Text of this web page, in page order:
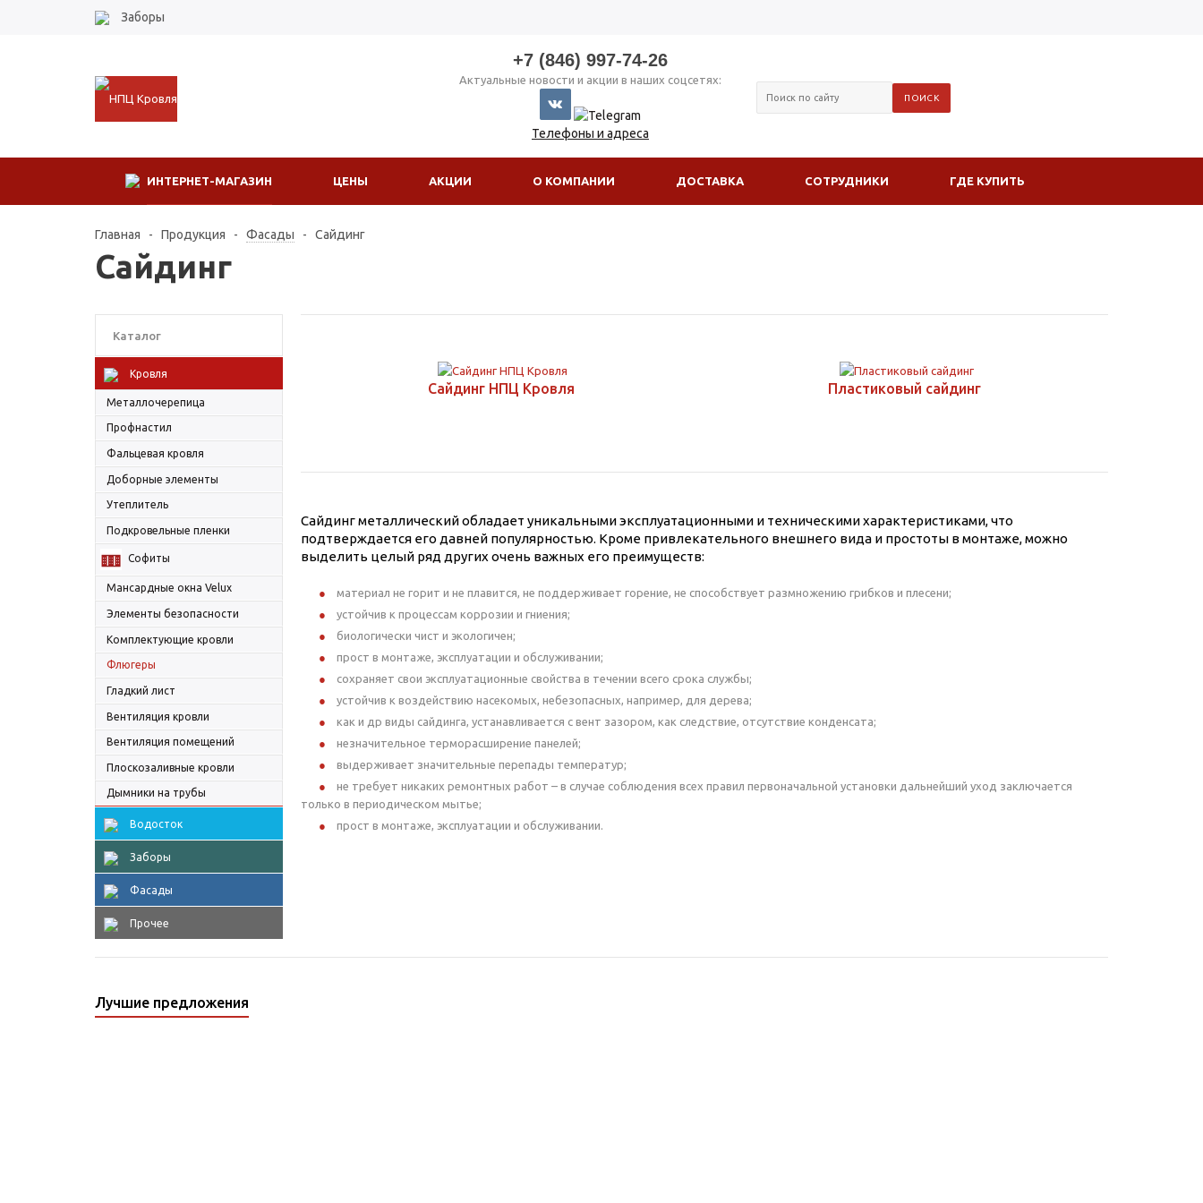
Заборы
+7 (846) 997-74-26
Актуальные новости и акции в наших соцсетях:
Телефоны и адреса
ИНТЕРНЕТ-МАГАЗИН ЦЕНЫ АКЦИИ О КОМПАНИИ ДОСТАВКА СОТРУДНИКИ ГДЕ КУПИТЬ
Главная - Продукция - Фасады - Сайдинг
Сайдинг
Каталог
Кровля
Металлочерепица
Профнастил
Фальцевая кровля
Доборные элементы
Утеплитель
Подкровельные пленки
Софиты
Мансардные окна Velux
Элементы безопасности
Комплектующие кровли
Флюгеры
Гладкий лист
Вентиляция кровли
Вентиляция помещений
Плоскозаливные кровли
Дымники на трубы
Водосток
Заборы
Фасады
Прочее
Сайдинг НПЦ Кровля Пластиковый сайдинг
Сайдинг металлический обладает уникальными эксплуатационными и техническими характеристиками, что
подтверждается его давней популярностью. Кроме привлекательного внешнего вида и простоты в монтаже, можно
выделить целый ряд других очень важных его преимуществ:
материал не горит и не плавится, не поддерживает горение, не способствует размножению грибков и плесени;
устойчив к процессам коррозии и гниения;
биологически чист и экологичен;
прост в монтаже, эксплуатации и обслуживании;
сохраняет свои эксплуатационные свойства в течении всего срока службы;
устойчив к воздействию насекомых, небезопасных, например, для дерева;
как и др виды сайдинга, устанавливается с вент зазором, как следствие, отсутствие конденсата;
незначительное терморасширение панелей;
выдерживает значительные перепады температур;
не требует никаких ремонтных работ – в случае соблюдения всех правил первоначальной установки дальнейший уход заключается
только в периодическом мытье;
прост в монтаже, эксплуатации и обслуживании.
Лучшие предложения